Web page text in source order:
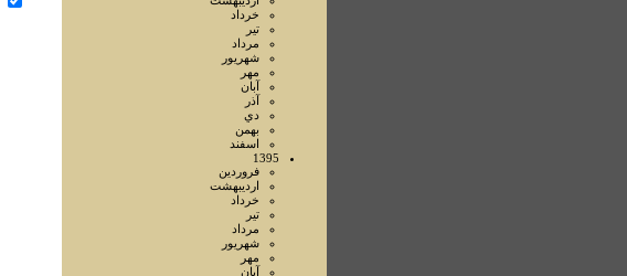
خرداد
تير
مرداد
شهريور
مهر
آبان
آذر
دي
بهمن
اسفند
1395
فروردين
ارديبهشت
خرداد
تير
مرداد
شهريور
مهر
آبان